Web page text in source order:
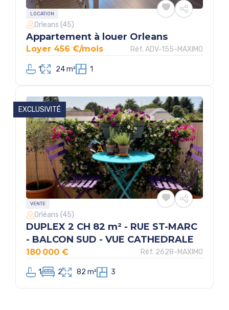
LOCATION
Réf. ADV-155-MAXIMO
Orleans (45)
Appartement à louer Orleans
1 24 m² 1
Loyer 456 €/mois
EXCLUSIVITÉ
VENTE
Réf. 2628-MAXIMO
Orléans (45)
DUPLEX 2 CH 82 m² - RUE ST-MARC
- BALCON SUD - VUE CATHEDRALE
1 2 82 m² 3
180 000 €